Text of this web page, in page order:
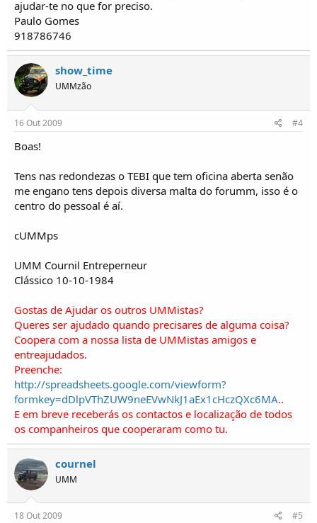
ajudar-te no que for preciso.
Paulo Gomes
918786746
show_time
UMMzão
16 Out 2009 #4
Boas!
Tens nas redondezas o TEBI que tem oficina aberta senão
me engano tens depois diversa malta do forumm, isso é o
centro do pessoal é aí.
cUMMps
UMM Cournil Entreperneur
Clássico 10-10-1984
Gostas de Ajudar os outros UMMistas?
Queres ser ajudado quando precisares de alguma coisa?
Coopera com a nossa lista de UMMistas amigos e
entreajudados.
Preenche:
http://spreadsheets.google.com/viewform?
formkey=dDlpVThZUW9neEVwNkJ1aEx1cHczQXc6MA..
E em breve receberás os contactos e localização de todos
os companheiros que cooperaram como tu.
cournel
UMM
18 Out 2009 #5